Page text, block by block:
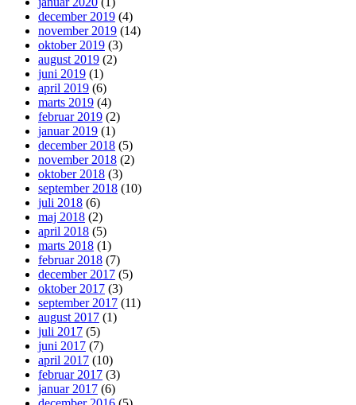
december 2019 (4)
november 2019 (14)
oktober 2019 (3)
august 2019 (2)
juni 2019 (1)
april 2019 (6)
marts 2019 (4)
februar 2019 (2)
januar 2019 (1)
december 2018 (5)
november 2018 (2)
oktober 2018 (3)
september 2018 (10)
juli 2018 (6)
maj 2018 (2)
april 2018 (5)
marts 2018 (1)
februar 2018 (7)
december 2017 (5)
oktober 2017 (3)
september 2017 (11)
august 2017 (1)
juli 2017 (5)
juni 2017 (7)
april 2017 (10)
februar 2017 (3)
januar 2017 (6)